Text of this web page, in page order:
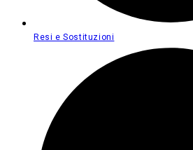
Resi e Sostituzioni